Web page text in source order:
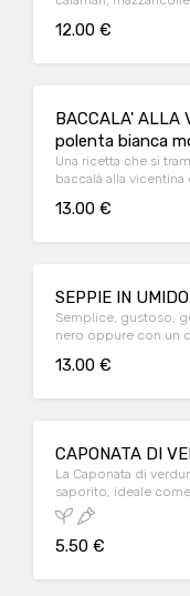
pasta, dai paccheri
12.00 €
BACCALA' ALLA
polenta bianca
Una ricetta che si
baccalà alla vicentina
13.00 €
SEPPIE IN
Semplice, gustoso,
nero oppure con un
13.00 €
CAPONATA DI
La Caponata di
saporito, ideale
condividere, contorno o
piatto vegetariano e
5.50 €